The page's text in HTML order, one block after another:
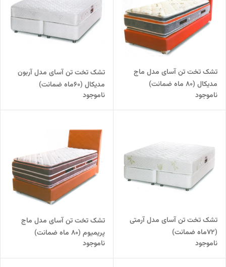
تشک تخت تن آسای مدل ماج
مدیکال (80 ماه ضمانت)
ناموجود
تشک تخت تن آسای مدل آربون
مدیکال (60ماه ضمانت)
ناموجود
تشک تخت تن آسای مدل آرمتی
(72ماه ضمانت)
ناموجود
تشک تخت تن آسای مدل ماج
پریمیوم (80 ماه ضمانت)
ناموجود